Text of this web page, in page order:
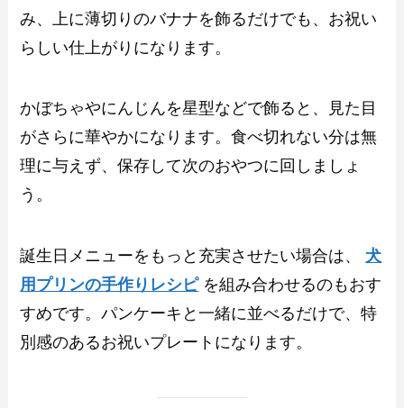
み、上に薄切りのバナナを飾るだけでも、お祝い
らしい仕上がりになります。
かぼちゃやにんじんを星型などで飾ると、見た目
がさらに華やかになります。食べ切れない分は無
理に与えず、保存して次のおやつに回しましょ
う。
誕生日メニューをもっと充実させたい場合は、 犬
用プリンの手作りレシピを組み合わせるのもおす
すめです。パンケーキと一緒に並べるだけで、特
別感のあるお祝いプレートになります。